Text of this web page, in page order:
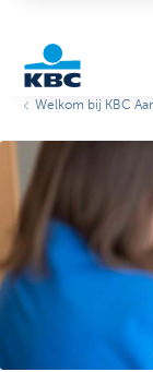
Welkom bij KBC